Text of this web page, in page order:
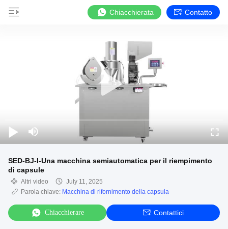
Chiacchierata Contatto
SED-BJ-I-Una macchina semiautomatica per il riempimento
di capsule
Altri video
July 11, 2025
Parola chiave: Macchina di rifornimento della capsula
Chiacchierare Contattici